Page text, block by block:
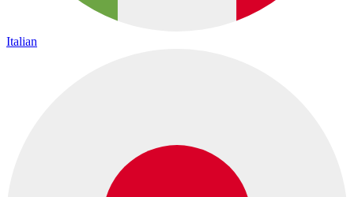
Italian